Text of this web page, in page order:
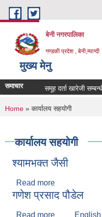
Skip to main content
बेनी नगरपालिका
गण्डकी प्रदेश , बेनी,म्याग्दी
मुख्य मेनु
समाचार समूह दर्ता खारेजी
You are here
Home » कार्यालय सहयोगी
कार्यालय सहयोगी
श्यामभक्त जैसी
Read more
गणेश प्रसाद पौडेल
Read more about गणेशEnglish